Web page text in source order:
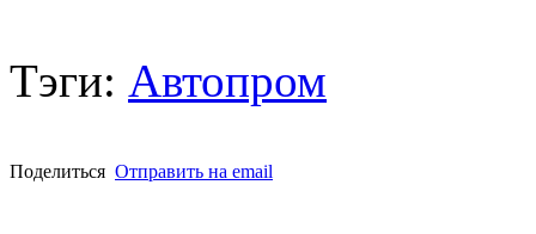
Тэги: Автопром
Поделиться Отправить на email